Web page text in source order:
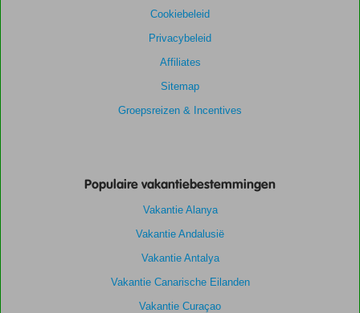
Cookiebeleid
Privacybeleid
Affiliates
Sitemap
Groepsreizen & Incentives
Populaire vakantiebestemmingen
Vakantie Alanya
Vakantie Andalusië
Vakantie Antalya
Vakantie Canarische Eilanden
Vakantie Curaçao